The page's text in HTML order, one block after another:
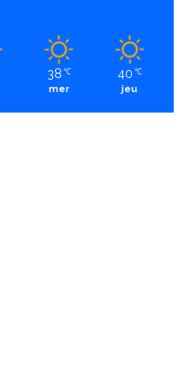
38 ℃
mer
40 ℃
jeu